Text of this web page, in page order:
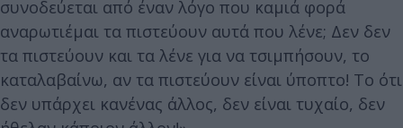
συνοδεύεται από έναν λόγο που καμιά φορά
αναρωτιέμαι τα πιστεύουν αυτά που λένε; Δεν δεν
τα πιστεύουν και τα λένε για να τσιμπήσουν, το
καταλαβαίνω, αν τα πιστεύουν είναι ύποπτο! Το ότι
δεν υπάρχει κανένας άλλος, δεν είναι τυχαίο, δεν